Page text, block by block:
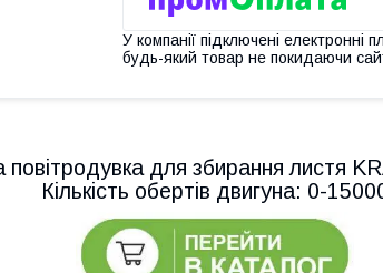
У компанії підключені електронні
будь-який товар не покидаючи
повітродувка для збирання листя
Кількість обертів двигуна: 0-